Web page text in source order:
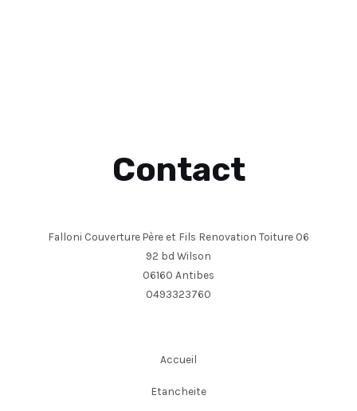
Contact
Falloni Couverture Père et Fils Renovation Toiture 06
92 bd Wilson
06160 Antibes
0493323760
Accueil
Etancheite